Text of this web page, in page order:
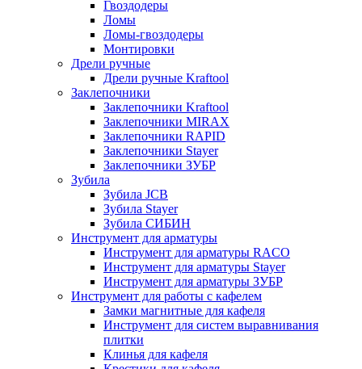
Гвоздодеры
Ломы
Ломы-гвоздодеры
Монтировки
Дрели ручные
Дрели ручные Kraftool
Заклепочники
Заклепочники Kraftool
Заклепочники MIRAX
Заклепочники RAPID
Заклепочники Stayer
Заклепочники ЗУБР
Зубила
Зубила JCB
Зубила Stayer
Зубила СИБИН
Инструмент для арматуры
Инструмент для арматуры RACO
Инструмент для арматуры Stayer
Инструмент для арматуры ЗУБР
Инструмент для работы с кафелем
Замки магнитные для кафеля
Инструмент для систем выравнивания
плитки
Клинья для кафеля